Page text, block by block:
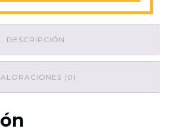
DESCRIPCIÓN
(0)